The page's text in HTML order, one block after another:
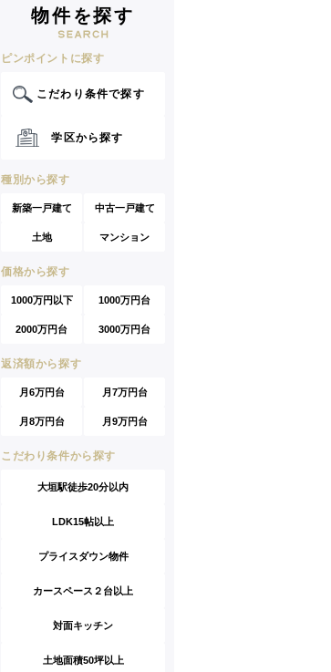
物件を探す
ピンポイントに探す
こだわり条件で探す
学区から探す
種別から探す
新築一戸建て 中古一戸建て
土地 マンション
価格から探す
1000万円以下 1000万円台
2000万円台 3000万円台
返済額から探す
月6万円台 月7万円台
月8万円台 月9万円台
こだわり条件から探す
大垣駅徒歩20分以内
LDK15帖以上
プライスダウン物件
カースペース２台以上
対面キッチン
土地面積50坪以上